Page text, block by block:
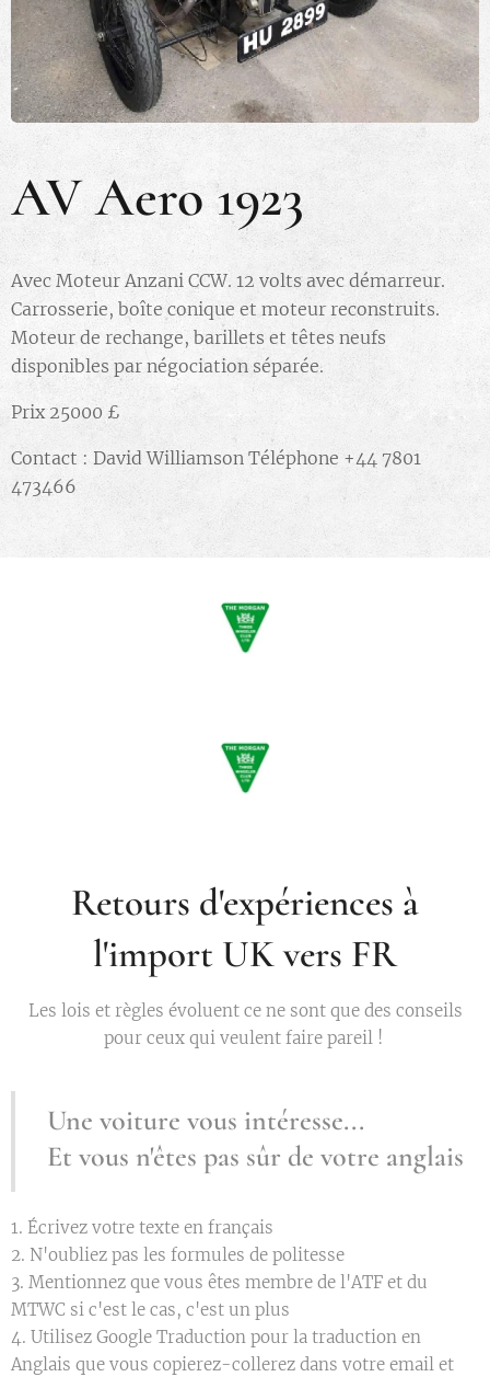
AV Aero 1923
Avec Moteur Anzani CCW. 12 volts avec démarreur.
Carrosserie, boîte conique et moteur reconstruits.
Moteur de rechange, barillets et têtes neufs
disponibles par négociation séparée.
Prix 25000 £
Contact : David Williamson Téléphone +44 7801
473466
Retours d'expériences à
l'import UK vers FR
Les lois et règles évoluent ce ne sont que des conseils
pour ceux qui veulent faire pareil !
Une voiture vous intéresse...
Et vous n'êtes pas sûr de votre anglais
1. Écrivez votre texte en français
2. N'oubliez pas les formules de politesse
3. Mentionnez que vous êtes membre de l'ATF et du
MTWC si c'est le cas, c'est un plus
4. Utilisez Google Traduction pour la traduction en
Anglais que vous copierez-collerez dans votre email et